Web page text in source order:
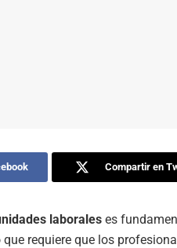
Compartir en
laborales es
requiere que los